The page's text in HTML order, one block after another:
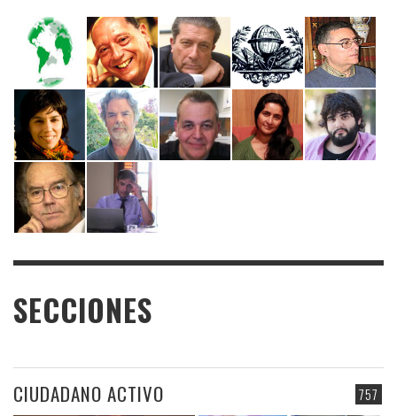
SECCIONES
757
CIUDADANO ACTIVO